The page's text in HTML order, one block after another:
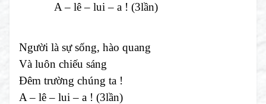
A – lê – lui – a ! (3lần)
Người là sự sống, hào quang
Và luôn chiếu sáng
Đêm trường chúng ta !
A – lê – lui – a ! (3lần)